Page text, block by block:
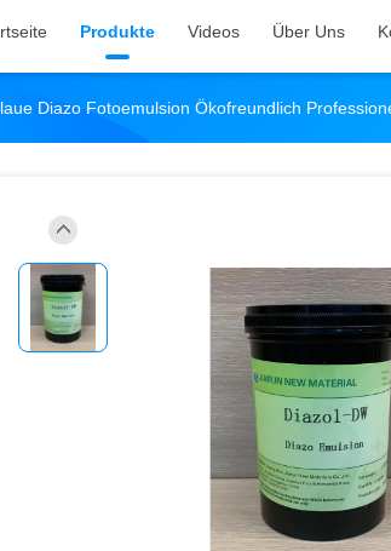
Produkte Videos Über Uns
Diazo Fotoemulsion Ökofreundlich